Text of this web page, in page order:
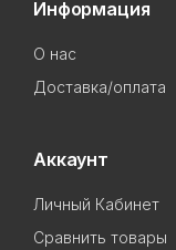
Информация
О нас
Доставка/оплата
Аккаунт
Личный Кабинет
Сравнить товары